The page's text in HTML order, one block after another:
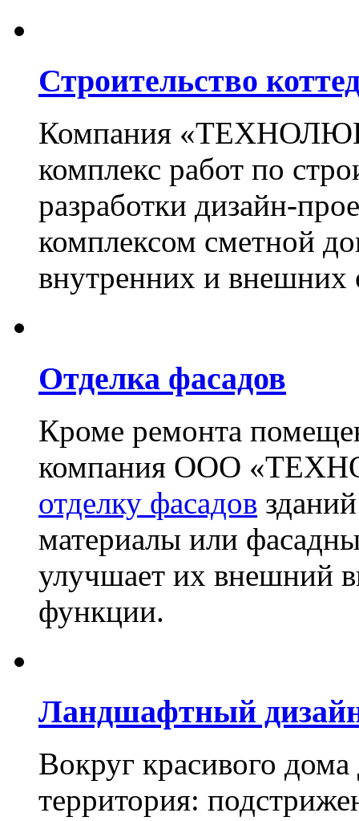
Строительство
Компания
комплекс работ по
разработки дизайн-
комплексом сметной
внутренних и внешних
Отделка фасадов
Кроме ремонта
компания ООО
отделку фасадов
материалы или
улучшает их внешний
функции.
Ландшафтный
Вокруг красивого
территория: